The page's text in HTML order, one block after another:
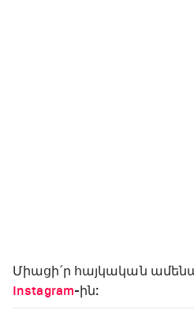
Միացի՛ր հայկական
Instagram-ին: